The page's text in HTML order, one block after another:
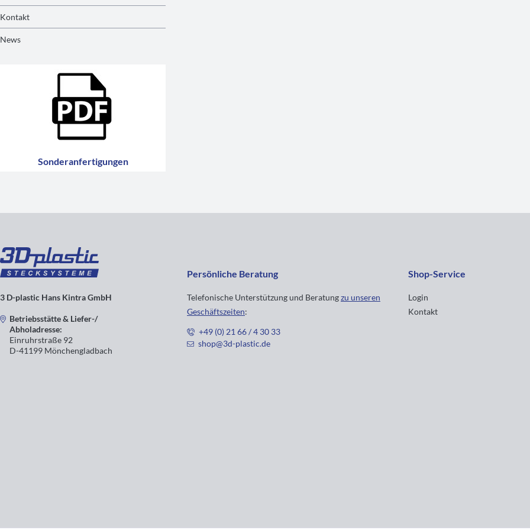
Kontakt
News
Sonderanfertigungen
3 D-plastic Hans Kintra GmbH
Betriebsstätte & Liefer-/
Abholadresse:
Einruhrstraße 92
D-41199 Mönchengladbach
Persönliche Beratung
Telefonische Unterstützung und Beratungzu unseren
Geschäftszeiten:
+49 (0) 21 66 / 4 30 33
shop@3d-plastic.de
Shop-Service
Login
Kontakt